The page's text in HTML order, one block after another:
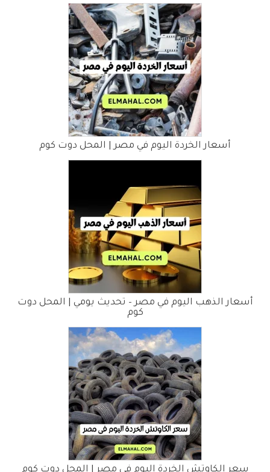
أسعار الخردة اليوم في مصر | المحل دوت كوم
أسعار الذهب اليوم في مصر – تحديث يومي | المحل دوت
كوم
سعر الكاوتش الخردة اليوم فى مصر | المحل دوت كوم